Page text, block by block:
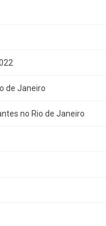
de Janeiro
no Rio de Janeiro